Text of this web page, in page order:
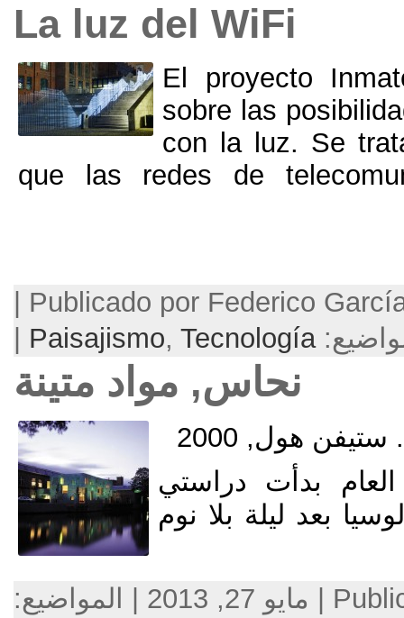
La luz del
El
sobre las
con la luz
que las redes de
Publicado por Federico García Barba | September 21, 2013 |
Paisajismo,
|
مواد متينة
دراستي
بلا نوم